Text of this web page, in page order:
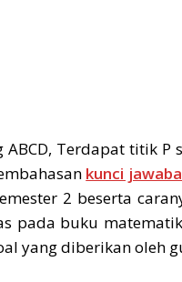
Terdapat titik P
kunci
2 beserta
pada buku
yang diberikan oleh